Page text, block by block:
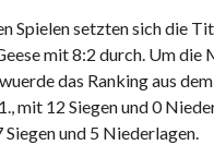
Spielen setzten sich die
mit 8:2 durch. Um die
das Ranking aus
mit 12 Siegen und 0
und 5 Niederlagen.